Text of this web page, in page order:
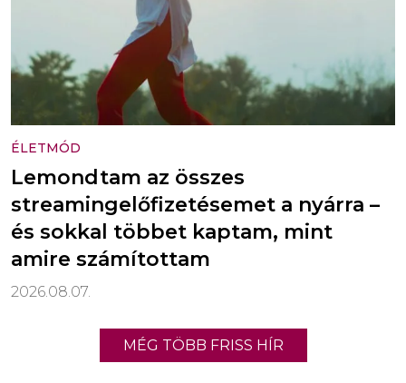
ÉLETMÓD
Lemondtam az összes
streamingelőfizetésemet a nyárra –
és sokkal többet kaptam, mint
amire számítottam
2026.08.07.
MÉG TÖBB FRISS HÍR